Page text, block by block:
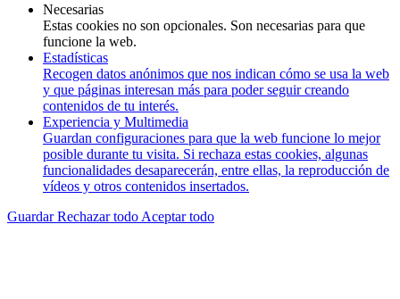
Necesarias
Estas cookies no son opcionales. Son necesarias para que
funcione la web.
Estadísticas
Recogen datos anónimos que nos indican cómo se usa la web
y que páginas interesan más para poder seguir creando
contenidos de tu interés.
Experiencia y Multimedia
Guardan configuraciones para que la web funcione lo mejor
posible durante tu visita. Si rechaza estas cookies, algunas
funcionalidades desaparecerán, entre ellas, la reproducción de
vídeos y otros contenidos insertados.
GuardarRechazar todo Aceptar todo